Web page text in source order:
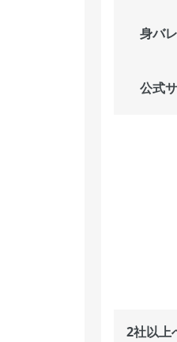
身バ
公式
2社以上